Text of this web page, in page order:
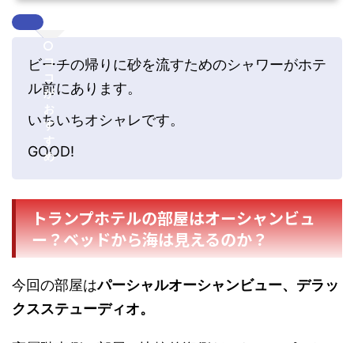
コ
が
す
め
ビーチの帰りに砂を流すためのシャワーがホテ
ル前にあります。
いちいちオシャレです。
GOOD!
トランプホテルの部屋はオーシャンビュ
ー？ベッドから海は見えるのか？
今回の部屋はパーシャルオーシャンビュー、デラッ
クスステューディオ。